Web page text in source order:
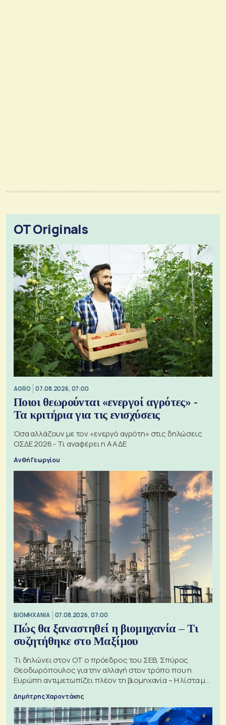
OT Originals
AGRO 07.08.2026, 07:00
Ποιοι θεωρούνται «ενεργοί αγρότες» -
Τα κριτήρια για τις ενισχύσεις
Όσα αλλάζουν με τον «ενεργό αγρότη» στις δηλώσεις
ΟΣΔΕ 2026 - Τι αναφέρει η ΑΑΔΕ
Ανθή Γεωργίου
ΒΙΟΜΗΧΑΝΙΑ 07.08.2026, 07:00
Πώς θα ξαναστηθεί η βιομηχανία – Τι
συζητήθηκε στο Μαξίμου
Τι δηλώνει στον ΟΤ ο πρόεδρος του ΣΕΒ, Σπύρος
Θεοδωρόπουλος για την αλλαγή στον τρόπο που η
Ευρώπη αντιμετωπίζει πλέον τη βιομηχανία – Η λίστα με
Δημήτρης Χαροντάκης